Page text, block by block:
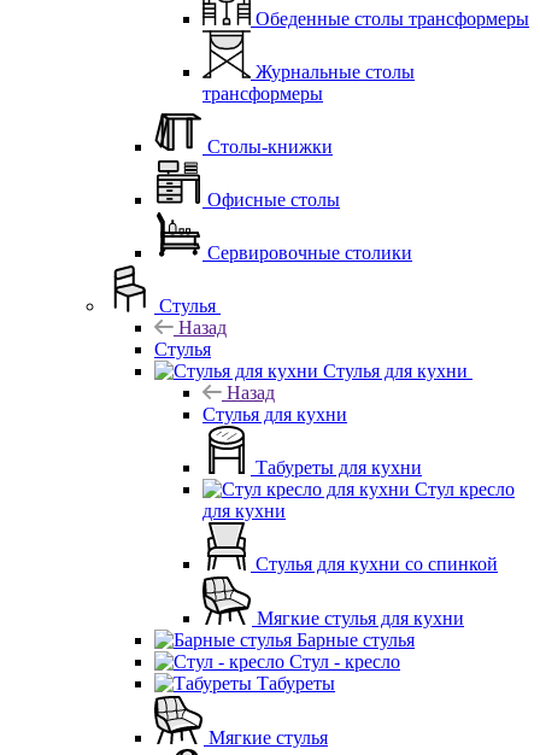
Обеденные столы трансформеры
Журнальные столы
трансформеры
Столы-книжки
Офисные столы
Сервировочные столики
Стулья
Назад
Стулья
Стулья для кухни
Назад
Стулья для кухни
Табуреты для кухни
Стул кресло
для кухни
Стулья для кухни со спинкой
Мягкие стулья для кухни
Барные стулья
Стул - кресло
Табуреты
Мягкие стулья